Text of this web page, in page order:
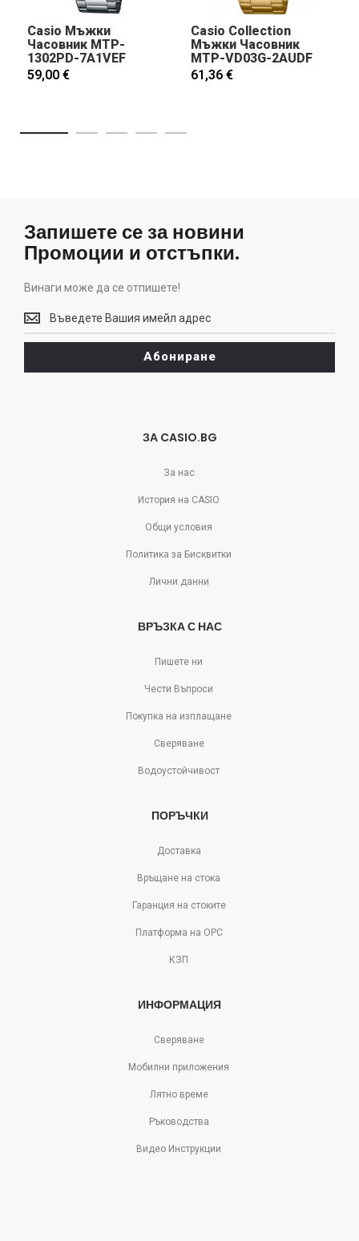
Casio Мъжки
Часовник MTP-
1302PD-7A1VEF
59,00 €
Casio Collection
Мъжки Часовник
MTP-VD03G-2AUDF
61,36 €
Запишете се за новини
Промоции и отстъпки.
Винаги може да се отпишете!
Винаги
може
да
отпишете!
Абониране
ЗА CASIO.BG
За нас
История на CASIO
Общи условия
Политика за Бисквитки
Лични данни
ВРЪЗКА С НАС
Пишете ни
Чести Въпроси
Покупка на изплащане
Сверяване
Водоустойчивост
ПОРЪЧКИ
Доставка
Връщане на стока
Гаранция на стоките
Платформа на ОРС
КЗП
ИНФОРМАЦИЯ
Сверяване
Мобилни приложения
Лятно време
Ръководства
Видео Инструкции